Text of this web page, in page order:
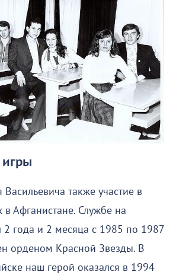
также участие в
в Афганистане. Службе на
2 года и 2 месяца с 1985 по 1987
орденом Красной Звезды. В
наш герой оказался в 1994